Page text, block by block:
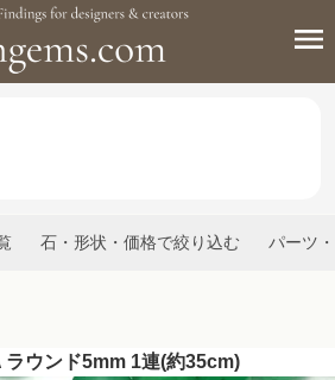
石・形状・価格で絞り込む パーツ
ウンド5mm 1連(約35cm)